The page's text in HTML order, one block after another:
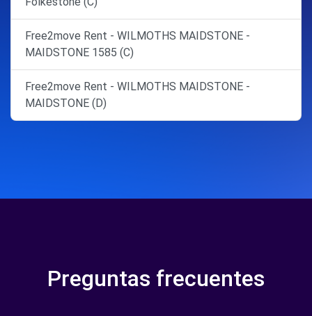
Free2move Rent - WILMOTHS MAIDSTONE -
MAIDSTONE 1585 (C)
Free2move Rent - WILMOTHS MAIDSTONE -
MAIDSTONE (D)
Preguntas frecuentes